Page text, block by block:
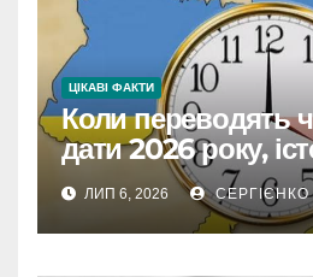
ЦІКАВІ ФАКТИ
Коли переводять
дати 2026 року,
впливає на життя
ЛИП 6, 2026